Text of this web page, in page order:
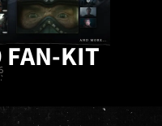
FAN-KIT